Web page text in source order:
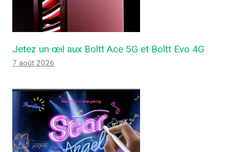
Jetez un œil aux Boltt Ace 5G et Boltt Evo 4G
7 août 2026